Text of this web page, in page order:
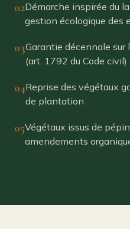
02Démarche inspirée du
gestion écologique des
03Garantie décennale
(art. 1792 du Code civil)
04Reprise des végétaux
de plantation
05Végétaux issus de
amendements